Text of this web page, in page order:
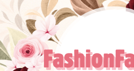
al
contenido